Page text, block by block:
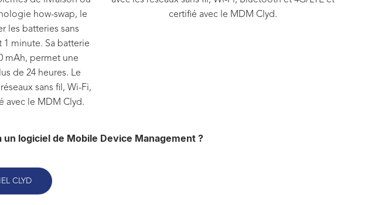
how-swap, le
les batteries sans
minute. Sa batterie
mAh, permet une
de 24 heures. Le
sans fil, Wi-Fi,
avec le MDM Clyd.
certifié avec le MDM Clyd.
un logiciel de Mobile Device Management ?
CLYD